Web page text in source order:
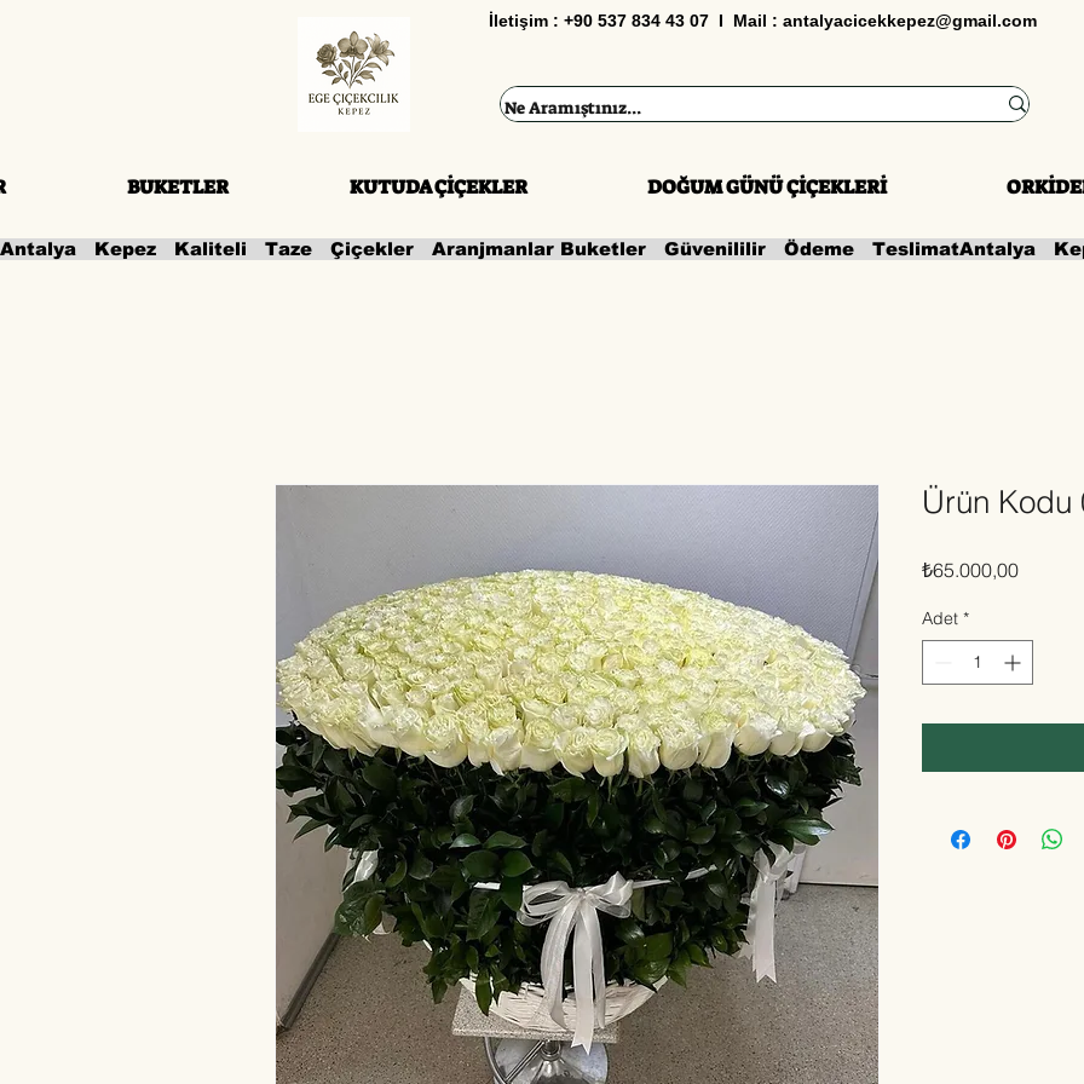
İletişim : +90 537 834 43 07 I Mail : antalyacicekkepez@gmail.com
BUKETLER KUTUDA ÇİÇEKLER DOĞUM GÜNÜ ÇİÇEKLERİ
Antalya   Kepez   Kaliteli   Taze   Çiçekler   Aranjmanlar Buketler   Güvenililir   Ödeme   Teslimat
Ürün Kodu
₺65.000,00Fiyat
Adet *